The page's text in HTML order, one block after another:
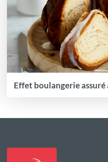
Effet boulangerie assuré